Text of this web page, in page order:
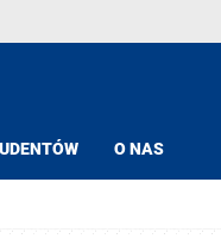
O NAS